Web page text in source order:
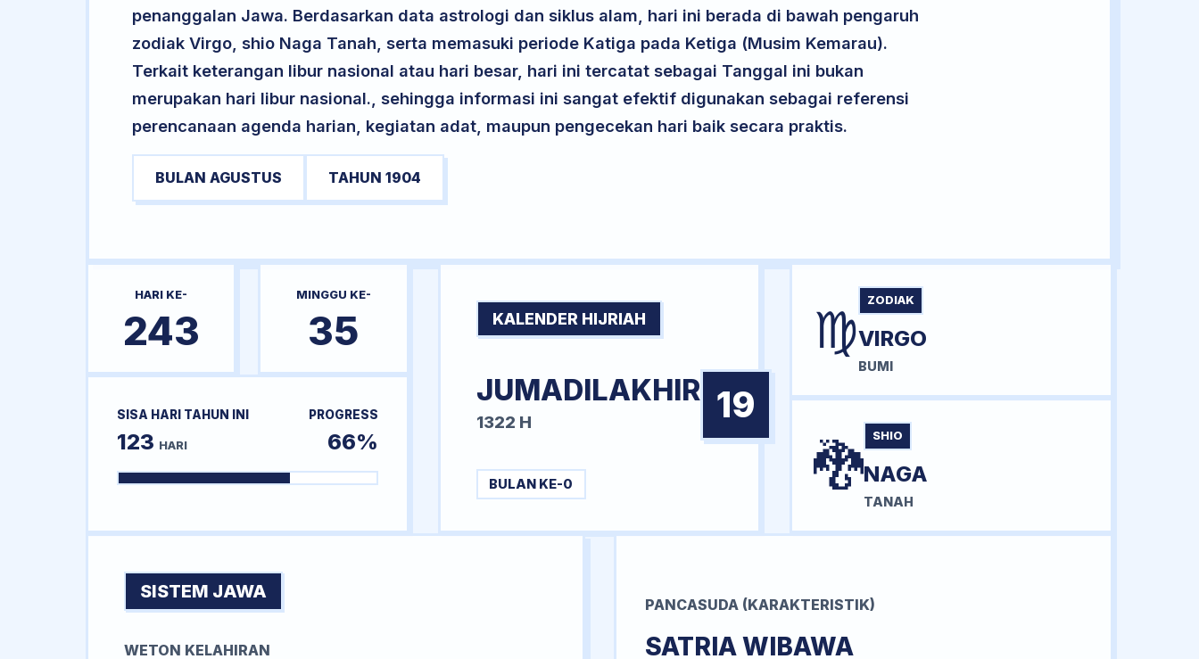
penanggalan Jawa. Berdasarkan data astrologi dan siklus alam, hari ini berada di bawah pengaruh
zodiak Virgo, shio Naga Tanah, serta memasuki periode Katiga pada Ketiga (Musim Kemarau).
Terkait keterangan libur nasional atau hari besar, hari ini tercatat sebagai Tanggal ini bukan
merupakan hari libur nasional., sehingga informasi ini sangat efektif digunakan sebagai referensi
perencanaan agenda harian, kegiatan adat, maupun pengecekan hari baik secara praktis.
BULAN AGUSTUS TAHUN 1904
HARI KE-
243
MINGGU KE-
35
SISA HARI TAHUN INI
123 HARI
PROGRESS
66%
KALENDER HIJRIAH
JUMADILAKHIR
1322 H 19
BULAN KE-0
♍ ZODIAK
VIRGO
BUMI
🐉 SHIO
NAGA
TANAH
SISTEM JAWA
WETON KELAHIRAN
PANCASUDA (KARAKTERISTIK)
SATRIA WIBAWA